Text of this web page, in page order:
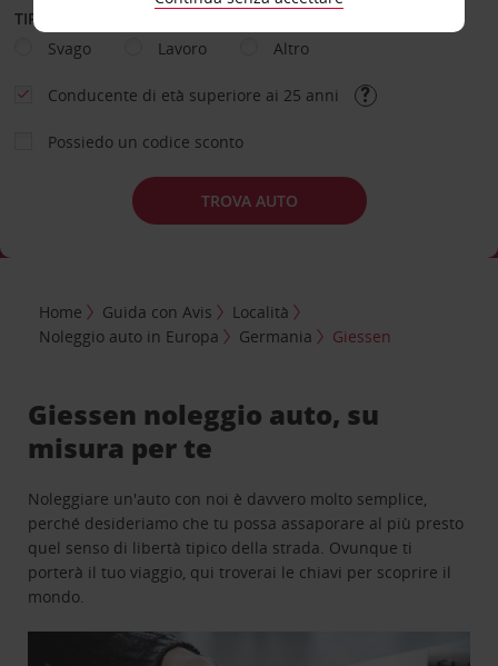
TIPOLOGIA DI NOLEGGIO
Svago
Lavoro Altro
Conducente di età superiore ai 25 anni
Possiedo un codice sconto
TROVA AUTO
Home Guida con Avis
Località
Noleggio auto in Europa
Germania Giessen
Giessen noleggio auto, su
misura per te
Noleggiare un'auto con noi è davvero molto semplice,
perché desideriamo che tu possa assaporare al più presto
quel senso di libertà tipico della strada. Ovunque ti
porterà il tuo viaggio, qui troverai le chiavi per scoprire il
mondo.